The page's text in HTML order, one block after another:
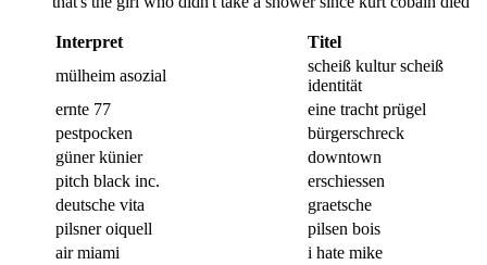
Interpret
Titel
mülheim asozial
scheiß kultur scheiß
identität
ernte 77
eine tracht prügel
pestpocken
bürgerschreck
güner künier
downtown
pitch black inc.
erschiessen
deutsche vita
graetsche
pilsner oiquell
pilsen bois
air miami
i hate mike